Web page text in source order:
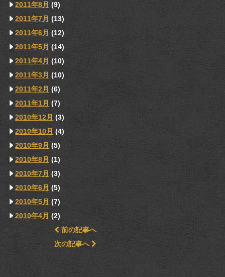
2011年8月 (9)
2011年7月 (13)
2011年6月 (12)
2011年5月 (14)
2011年4月 (10)
2011年3月 (10)
2011年2月 (6)
2011年1月 (7)
2010年12月 (3)
2010年10月 (4)
2010年9月 (5)
2010年8月 (1)
2010年7月 (3)
2010年6月 (5)
2010年5月 (7)
2010年4月 (2)
前の記事へ
次の記事へ